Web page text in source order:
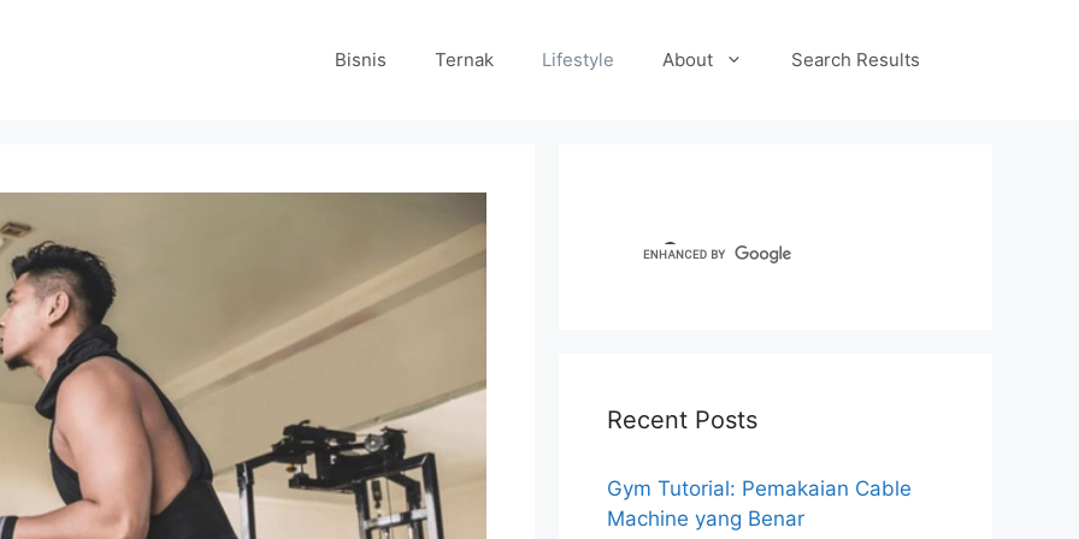
Bisnis Ternak Lifestyle About Search Results
Recent Posts
Gym Tutorial: Pemakaian Cable
Machine yang Benar